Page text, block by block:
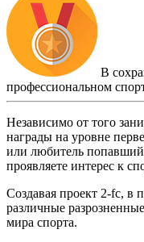
В
профессиональном
Независимо от того
награды на уровне
или любитель попавший
проявляете интерес к
Создавая проект 2-fc, в
различные
мира спорта.